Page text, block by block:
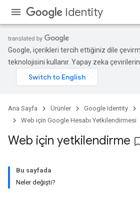
Identity
Google, içerikleri tercih ettiğiniz dile
teknolojisini kullanır. Yapay zeka
Ana Sayfa Ürünler Google Identity
Web için Google Hesabı Yetkilendirmesi
Web için yetkilendirme
Bu sayfada
Neler değişti?